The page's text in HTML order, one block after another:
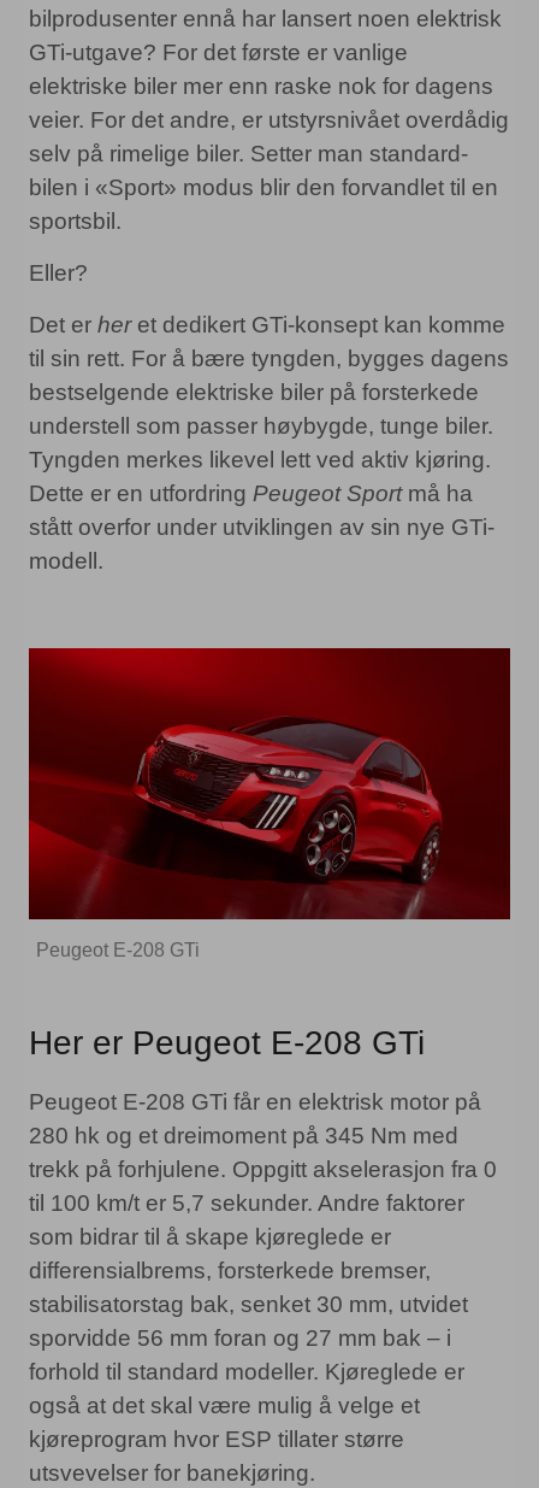
bilprodusenter ennå har lansert noen elektrisk
GTi-utgave? For det første er vanlige
elektriske biler mer enn raske nok for dagens
veier. For det andre, er utstyrsnivået overdådig
selv på rimelige biler. Setter man standard-
bilen i «Sport» modus blir den forvandlet til en
sportsbil.
Eller?
Det er heret dedikert GTi-konsept kan komme
til sin rett. For å bære tyngden, bygges dagens
bestselgende elektriske biler på forsterkede
understell som passer høybygde, tunge biler.
Tyngden merkes likevel lett ved aktiv kjøring.
Dette er en utfordring Peugeot Sportmå ha
stått overfor under utviklingen av sin nye GTi-
modell.
Peugeot E-208 GTi
Her er Peugeot E-208 GTi
Peugeot E-208 GTi får en elektrisk motor på
280 hk og et dreimoment på 345 Nm med
trekk på forhjulene. Oppgitt akselerasjon fra 0
til 100 km/t er 5,7 sekunder. Andre faktorer
som bidrar til å skape kjøreglede er
differensialbrems, forsterkede bremser,
stabilisatorstag bak, senket 30 mm, utvidet
sporvidde 56 mm foran og 27 mm bak – i
forhold til standard modeller. Kjøreglede er
også at det skal være mulig å velge et
kjøreprogram hvor ESP tillater større
utsvevelser for banekjøring.